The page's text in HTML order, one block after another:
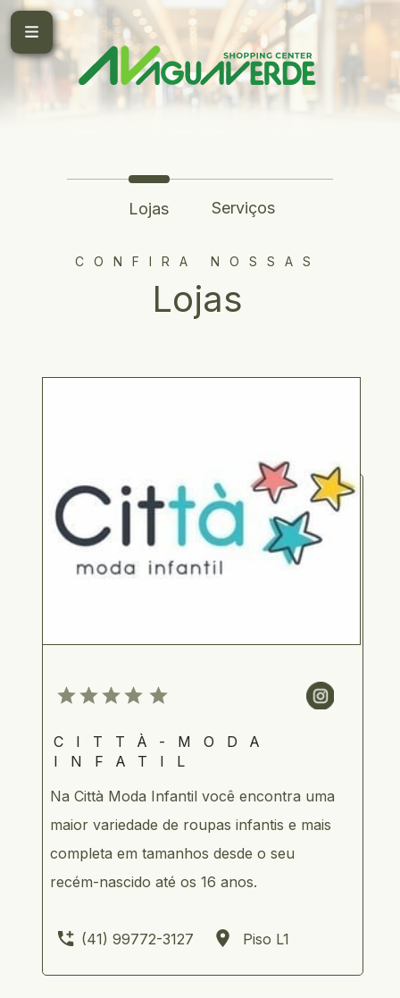
Lojas Serviços
CITTÀ-MODA
INFATIL
Na Città Moda Infantil você encontra uma
maior variedade de roupas infantis e mais
completa em tamanhos desde o seu
recém-nascido até os 16 anos.
       (41) 99772-3127           Piso L1
CONFIRA NOSSAS
Lojas